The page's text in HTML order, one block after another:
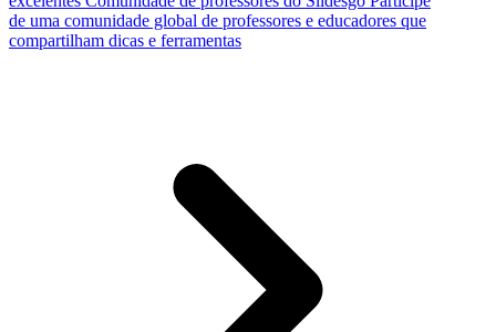
de uma comunidade global de professores e educadores que
compartilham dicas e ferramentas